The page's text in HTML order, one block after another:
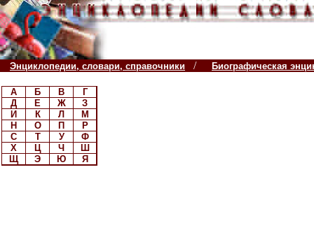
Энциклопедии, словари, справочники / Биографическая
А Б В
Г
Д
Е Ж
З
И
К Л
М
Н
О П
Р
С
Т У
Ф
Х
Ц Ч
Ш
Щ
Э Ю Я